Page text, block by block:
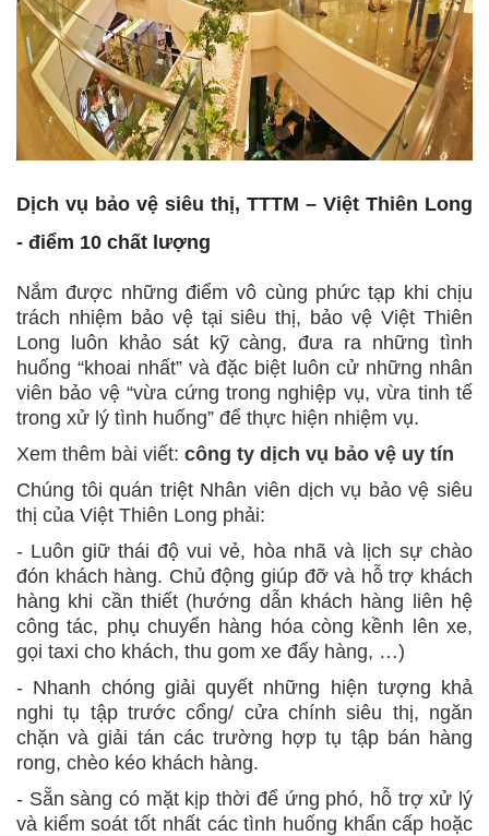
Dịch vụ bảo vệ siêu thị, TTTM – Việt Thiên Long
- điểm 10 chất lượng
Nắm được những điểm vô cùng phức tạp khi chịu
trách nhiệm bảo vệ tại siêu thị, bảo vệ Việt Thiên
Long luôn khảo sát kỹ càng, đưa ra những tình
huống “khoai nhất” và đặc biệt luôn cử những nhân
viên bảo vệ “vừa cứng trong nghiệp vụ, vừa tinh tế
trong xử lý tình huống” để thực hiện nhiệm vụ.
Xem thêm bài viết: công ty dịch vụ bảo vệ uy tín
Chúng tôi quán triệt Nhân viên dịch vụ bảo vệ siêu
thị của Việt Thiên Long phải:
- Luôn giữ thái độ vui vẻ, hòa nhã và lịch sự chào
đón khách hàng. Chủ động giúp đỡ và hỗ trợ khách
hàng khi cần thiết (hướng dẫn khách hàng liên hệ
công tác, phụ chuyển hàng hóa còng kềnh lên xe,
gọi taxi cho khách, thu gom xe đẩy hàng, …)
- Nhanh chóng giải quyết những hiện tượng khả
nghi tụ tập trước cổng/ cửa chính siêu thị, ngăn
chặn và giải tán các trường hợp tụ tập bán hàng
rong, chèo kéo khách hàng.
- Sẵn sàng có mặt kịp thời để ứng phó, hỗ trợ xử lý
và kiểm soát tốt nhất các tình huống khẩn cấp hoặc